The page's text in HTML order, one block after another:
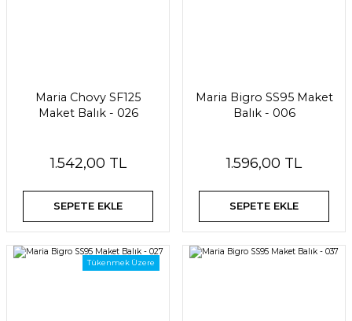
Maria Chovy SF125
Maket Balık - 026
1.542,00 TL
SEPETE EKLE
Maria Bigro SS95 Maket
Balık - 006
1.596,00 TL
SEPETE EKLE
Tükenmek Üzere